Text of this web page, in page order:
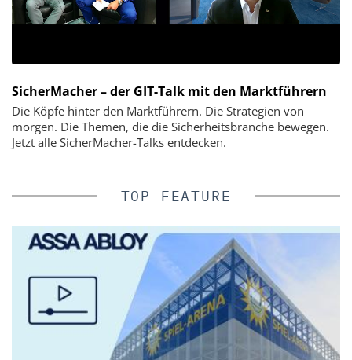
SicherMacher – der GIT-Talk mit den Marktführern
Die Köpfe hinter den Marktführern. Die Strategien von
morgen. Die Themen, die die Sicherheitsbranche bewegen.
Jetzt alle SicherMacher-Talks entdecken.
TOP-FEATURE